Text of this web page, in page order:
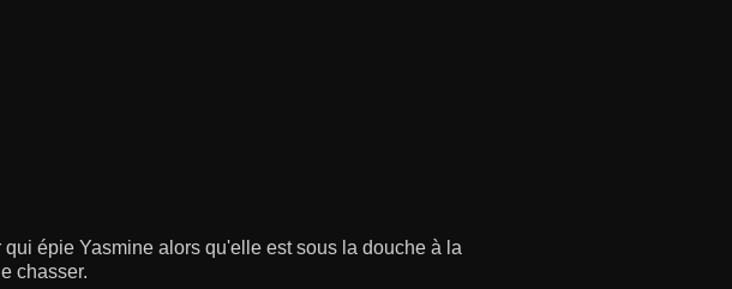
épie Yasmine alors qu'elle est sous la douche à la
chasser.